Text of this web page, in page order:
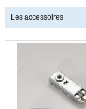
Les accessoires